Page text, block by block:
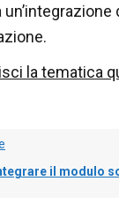
la tematica
il modulo software CILA